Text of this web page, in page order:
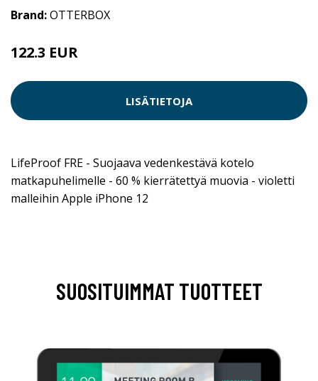
Brand:OTTERBOX
122.3 EUR
LISÄTIETOJA
LifeProof FRE - Suojaava vedenkestävä kotelo
matkapuhelimelle - 60 % kierrätettyä muovia - violetti
malleihin Apple iPhone 12
SUOSITUIMMAT TUOTTEET